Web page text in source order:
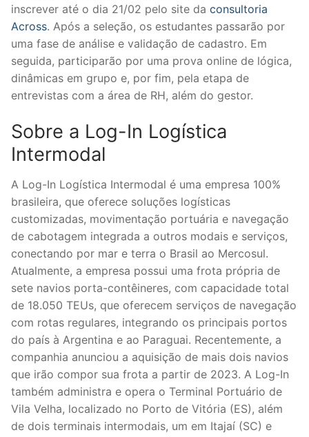
inscrever até o dia 21/02 pelo site da consultoria
Across. Após a seleção, os estudantes passarão por
uma fase de análise e validação de cadastro. Em
seguida, participarão por uma prova online de lógica,
dinâmicas em grupo e, por fim, pela etapa de
entrevistas com a área de RH, além do gestor.
Sobre a Log-In Logística
Intermodal
A Log-In Logística Intermodal é uma empresa 100%
brasileira, que oferece soluções logísticas
customizadas, movimentação portuária e navegação
de cabotagem integrada a outros modais e serviços,
conectando por mar e terra o Brasil ao Mercosul.
Atualmente, a empresa possui uma frota própria de
sete navios porta-contêineres, com capacidade total
de 18.050 TEUs, que oferecem serviços de navegação
com rotas regulares, integrando os principais portos
do país à Argentina e ao Paraguai. Recentemente, a
companhia anunciou a aquisição de mais dois navios
que irão compor sua frota a partir de 2023. A Log-In
também administra e opera o Terminal Portuário de
Vila Velha, localizado no Porto de Vitória (ES), além
de dois terminais intermodais, um em Itajaí (SC) e